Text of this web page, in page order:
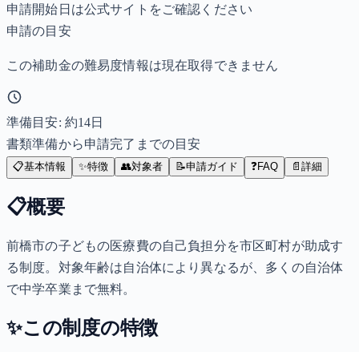
申請開始日は公式サイトをご確認ください
申請の目安
この補助金の難易度情報は現在取得できません
準備目安: 約14日
書類準備から申請完了までの目安
📋基本情報 ✨特徴 👥対象者 📝申請ガイド ❓FAQ 📄 詳細
📋概要
前橋市の子どもの医療費の自己負担分を市区町村が助成す
る制度。対象年齢は自治体により異なるが、多くの自治体
で中学卒業まで無料。
✨この制度の特徴